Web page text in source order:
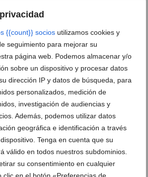
{{count}} socios utilizamos cookies y
seguimiento para mejorar su
página web. Podemos almacenar y/o
sobre un dispositivo y procesar datos
dirección IP y datos de búsqueda, para
personalizados, medición de
investigación de audiencias y
Además, podemos utilizar datos
geográfica e identificación a través
Tenga en cuenta que su
válido en todos nuestros subdominios.
su consentimiento en cualquier
clic en el botón «Preferencias de
y luminosidad: las claves para